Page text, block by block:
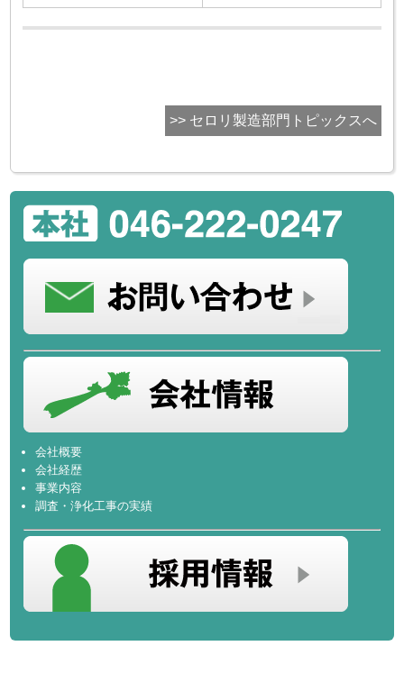
>> セロリ製造部門トピックスへ
会社概要
会社経歴
事業内容
調査・浄化工事の実績